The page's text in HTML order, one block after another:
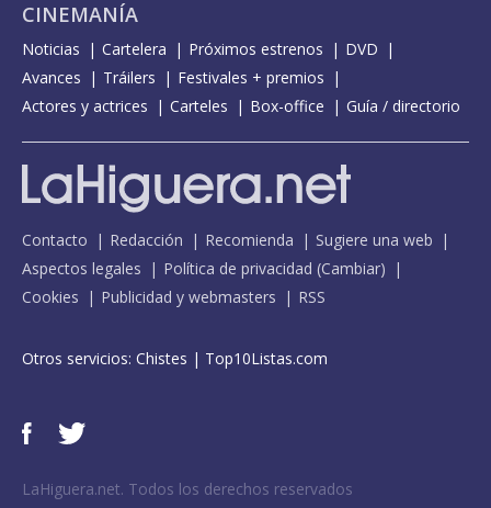
CINEMANÍA
Noticias Cartelera Próximos estrenos
DVD
Avances
Tráilers
Festivales + premios
Actores y actrices
Carteles Box-office Guía / directorio
Contacto Redacción Recomienda
Sugiere una web
Aspectos legales
Política de privacidad (Cambiar)
Cookies
Publicidad y webmasters RSS
Otros servicios: Chistes | Top10Listas.com
LaHiguera.net. Todos los derechos reservados